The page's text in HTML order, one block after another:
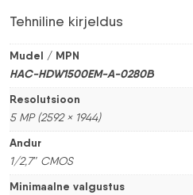
Tehniline kirjeldus
Mudel / MPN
HAC-HDW1500EM-A-0280B
Resolutsioon
5 MP (2592 × 1944)
Andur
1/2,7″ CMOS
Minimaalne valgustus